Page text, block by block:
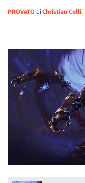
PROVATO di Christian Colli